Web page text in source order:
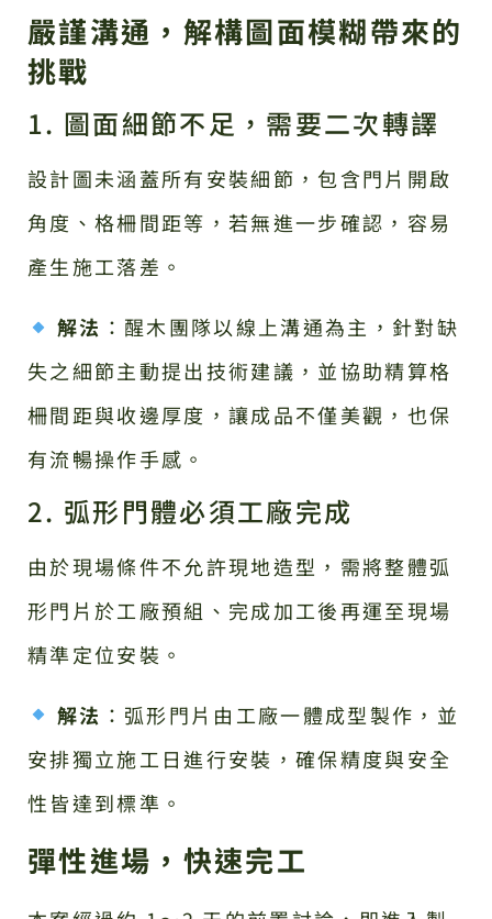
嚴謹溝通，解構圖面模糊帶來的
挑戰
1. 圖面細節不足，需要二次轉譯
設計圖未涵蓋所有安裝細節，包含門片開啟
角度、格柵間距等，若無進一步確認，容易
產生施工落差。
解法 ：醒木團隊以線上溝通為主，針對缺
失之細節主動提出技術建議，並協助精算格
柵間距與收邊厚度，讓成品不僅美觀，也保
有流暢操作手感。
2. 弧形門體必須工廠完成
由於現場條件不允許現地造型，需將整體弧
形門片於工廠預組、完成加工後再運至現場
精準定位安裝。
解法 ：弧形門片由工廠一體成型製作，並
安排獨立施工日進行安裝，確保精度與安全
性皆達到標準。
彈性進場，快速完工